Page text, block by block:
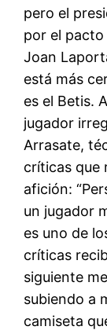
pero el
por el
Joan
está más
es el Betis.
jugador
Arrasate,
críticas que
afición:
un jugador
es uno de
críticas
siguiente
subiendo a
camiseta